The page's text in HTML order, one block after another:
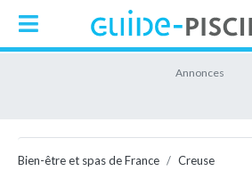
Bien-être et spas de France Creuse